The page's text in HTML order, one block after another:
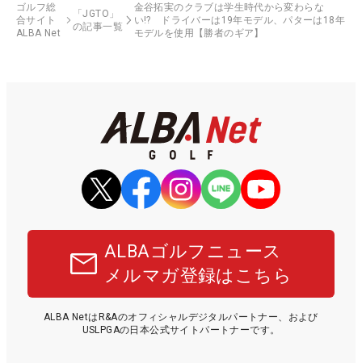
ゴルフ総
合サイト
ALBA Net
「JGTO」
の記事一覧
金谷拓実のクラブは学生時代から変わらな
い!? ドライバーは19年モデル、パターは18年
モデルを使用【勝者のギア】
ALBAゴルフニュース
メルマガ登録はこちら
ALBA NetはR&Aのオフィシャルデジタルパートナー、および
USLPGAの日本公式サイトパートナーです。